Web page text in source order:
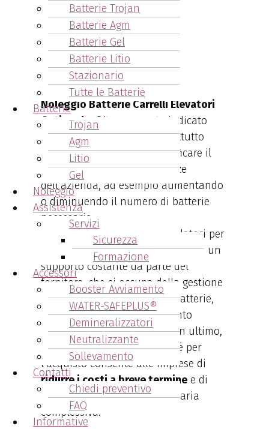
Batterie Trojan
Batterie Agm
Batterie Gel
Batterie Litio
Stazionario
Tutte le Batterie
Batterie
Trojan
Agm
Litio
Gel
Noleggio
Assistenza
Servizi
Sicurezza
Formazione
Accessori
Booster Avviamento
WATER-SAFEPLUS®
Demineralizzatori
Neutralizzante
Sollevamento
Contatti
Chiedi preventivo
FAQ
Informative
Chiama ora!!
051.6271878
Scegliere il noleggio
Noleggio Batterie Carrelli Elevatori
Cotignola. Oltre a quanto indicato
sopra, il noleggio offre soprattutto
flessibilità: è possibile modificare il
contratto in base alle esigenze
dell’azienda, ad esempio aumentando
o diminuendo il numero di batterie
necessarie.
Inoltre, il noleggio di accumulatori per
carrelli elevatori consente di avere un
supporto costante da parte del
fornitore, che si occupa della gestione
e della manutenzione delle batterie,
assicurando un funzionamento
continuativo degli impianti. In ultimo,
optare per il noleggio anziché per
l’acquisto consente alle imprese di
ridurre i costi a breve termine e di
migliorare la gestione finanziaria
complessiva.